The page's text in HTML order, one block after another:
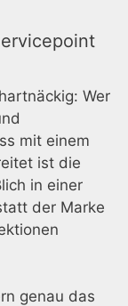
Wer
mit einem
ist die
in einer
der Marke
genau das